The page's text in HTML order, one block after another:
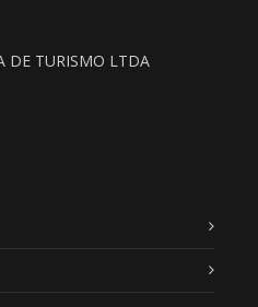
DE TURISMO LTDA